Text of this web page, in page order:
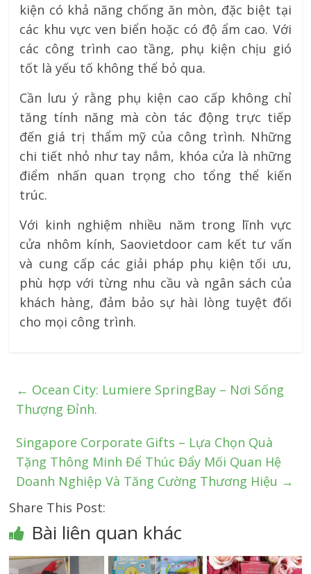
kiện có khả năng chống ăn mòn, đặc biệt tại
các khu vực ven biển hoặc có độ ẩm cao. Với
các công trình cao tầng, phụ kiện chịu gió
tốt là yếu tố không thể bỏ qua.
Cần lưu ý rằng phụ kiện cao cấp không chỉ
tăng tính năng mà còn tác động trực tiếp
đến giá trị thẩm mỹ của công trình. Những
chi tiết nhỏ như tay nắm, khóa cửa là những
điểm nhấn quan trọng cho tổng thể kiến
trúc.
Với kinh nghiệm nhiều năm trong lĩnh vực
cửa nhôm kính, Saovietdoor cam kết tư vấn
và cung cấp các giải pháp phụ kiện tối ưu,
phù hợp với từng nhu cầu và ngân sách của
khách hàng, đảm bảo sự hài lòng tuyệt đối
cho mọi công trình.
← Ocean City: Lumiere SpringBay – Nơi Sống
Thượng Đỉnh.
Singapore Corporate Gifts – Lựa Chọn Quà
Tặng Thông Minh Để Thúc Đẩy Mối Quan Hệ
Doanh Nghiệp Và Tăng Cường Thương Hiệu →
Share This Post:
Bài liên quan khác